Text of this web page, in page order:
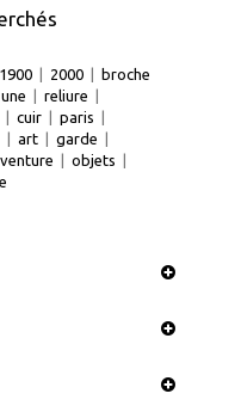
1900 | 2000 | broche
une | reliure |
| cuir | paris |
| art | garde |
| objets |